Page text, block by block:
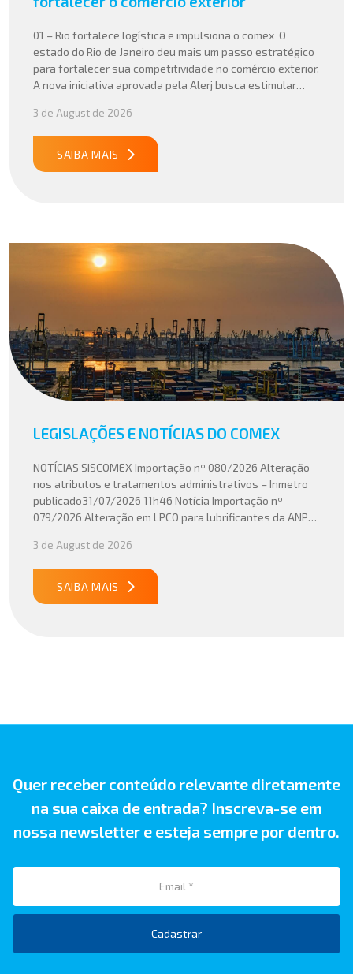
01 – Rio fortalece logística e impulsiona o comex O
estado do Rio de Janeiro deu mais um passo estratégico
para fortalecer sua competitividade no comércio exterior.
A nova iniciativa aprovada pela Alerj busca estimular
para empresas que atuam com importação e exportação,
especialmente em setores que […]
3 de August de 2026
SAIBA MAIS
LEGISLAÇÕES E NOTÍCIAS DO COMEX
NOTÍCIAS SISCOMEX Importação nº 080/2026 Alteração
nos atributos e tratamentos administrativos – Inmetro
publicado31/07/2026 11h46 Notícia Importação nº
079/2026 Alteração em LPCO para lubrificantes da ANP
078/2026 Atualização do cálculo do Imposto de
Importação no Acordo Mercosul – União Europeia
publicado29/07/2026 18h47 Notícia PUBLICADO DOU
31/07/26 ATO CONJUNTO RFB/CGIBS Nº […]
3 de August de 2026
SAIBA MAIS
Quer receber conteúdo relevante diretamente
na sua caixa de entrada? Inscreva-se em
nossa newsletter e esteja sempre por dentro.
Cadastrar